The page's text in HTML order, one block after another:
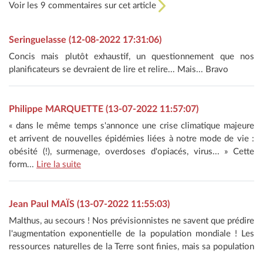
Voir les 9 commentaires sur cet article
Seringuelasse (12-08-2022 17:31:06)
Concis mais plutôt exhaustif, un questionnement que nos
planificateurs se devraient de lire et relire... Mais... Bravo
Philippe MARQUETTE (13-07-2022 11:57:07)
« dans le même temps s'annonce une crise climatique majeure
et arrivent de nouvelles épidémies liées à notre mode de vie :
obésité (!), surmenage, overdoses d'opiacés, virus... » Cette
form... Lire la suite
Jean Paul MAÏS (13-07-2022 11:55:03)
Malthus, au secours ! Nos prévisionnistes ne savent que prédire
l'augmentation exponentielle de la population mondiale ! Les
ressources naturelles de la Terre sont finies, mais sa population